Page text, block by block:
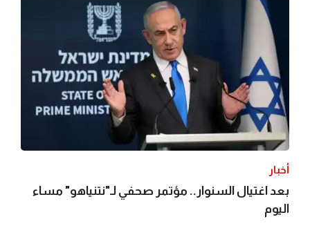
أخبار
بعد اغتيال السنوار.. مؤتمر صحفي لـ"نتنياهو" مساء
اليوم